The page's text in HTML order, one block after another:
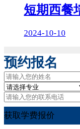
短期西餐
2024-10-10
预约报名
获取学费报价